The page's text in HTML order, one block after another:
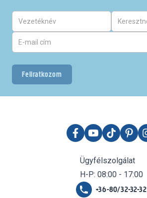
Feliratkozom
Ügyfélszolgálat
H-P: 08:00 - 17:00
+36-80/32-32-32